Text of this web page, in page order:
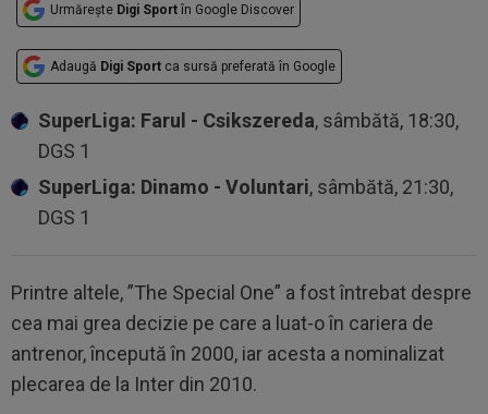
Urmărește Digi Sport în Google Discover
Adaugă Digi Sport ca sursă preferată în Google
SuperLiga: Farul - Csikszereda, sâmbătă, 18:30,
DGS 1
SuperLiga: Dinamo - Voluntari, sâmbătă, 21:30,
DGS 1
Printre altele, ”The Special One” a fost întrebat despre
cea mai grea decizie pe care a luat-o în cariera de
antrenor, începută în 2000, iar acesta a nominalizat
plecarea de la Inter din 2010.